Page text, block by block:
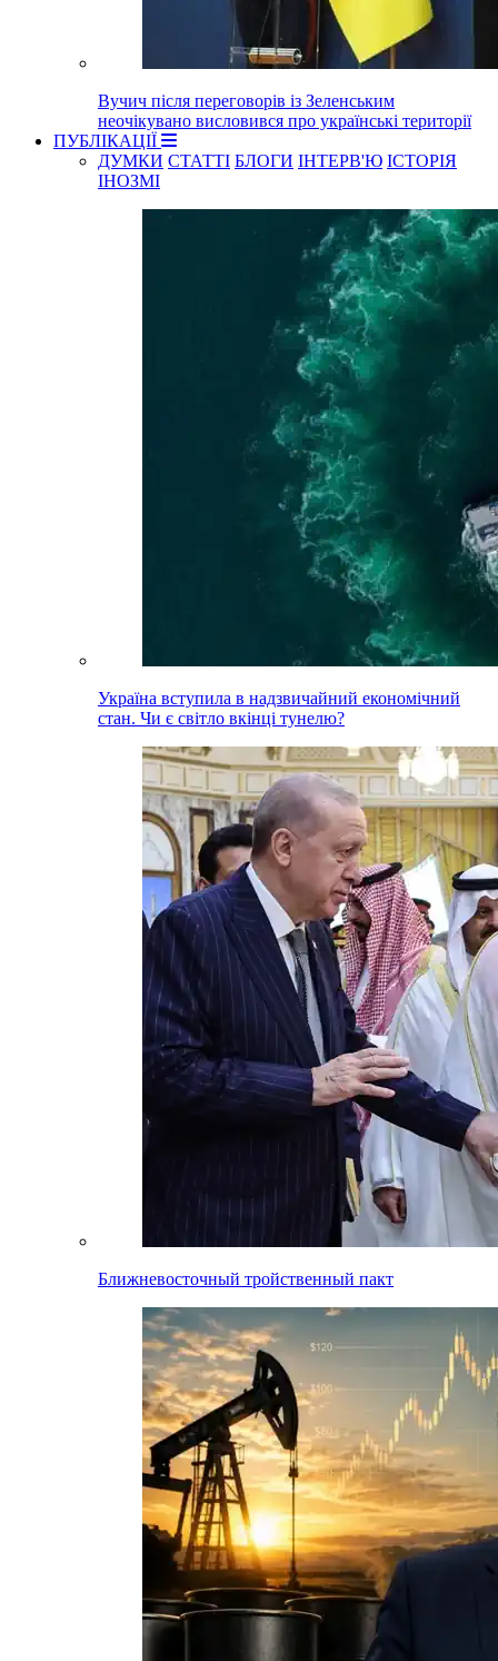
Вучич після переговорів із Зеленським
неочікувано висловився про українські території
ПУБЛІКАЦІЇ
ДУМКИ СТАТТІ БЛОГИ ІНТЕРВ'Ю ІСТОРІЯ
ІНОЗМІ
Україна вступила в надзвичайний економічний
стан. Чи є світло вкінці тунелю?
Ближневосточный тройственный пакт